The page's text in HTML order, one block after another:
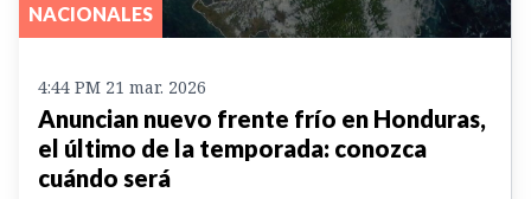
NACIONALES
4:44 PM 21 mar. 2026
Anuncian nuevo frente frío en Honduras,
el último de la temporada: conozca
cuándo será